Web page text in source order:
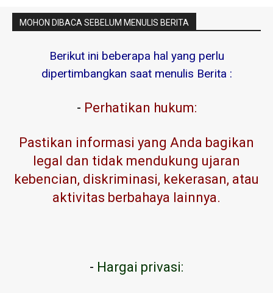
MOHON DIBACA SEBELUM MENULIS BERITA
Berikut ini beberapa hal yang perlu
dipertimbangkan saat menulis Berita :
- Perhatikan hukum:
Pastikan informasi yang Anda bagikan
legal dan tidak mendukung ujaran
kebencian, diskriminasi, kekerasan, atau
aktivitas berbahaya lainnya.
- Hargai privasi: